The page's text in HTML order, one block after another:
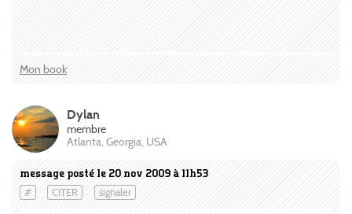
Mon book
message posté le 20 nov 2009 à 11h53
# CITER signaler
Dylan
membre
Atlanta, Georgia, USA